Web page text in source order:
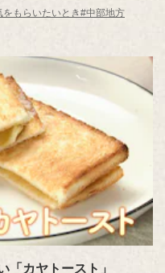
ったりのその味は、記憶
い記憶。名古屋のローカ
をもらいたいとき#中部地方
「カヤトースト」